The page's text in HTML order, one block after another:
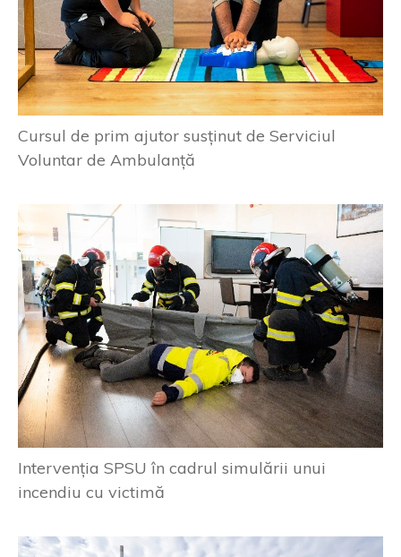
Cursul de prim ajutor susținut de Serviciul
Voluntar de Ambulanță
Intervenția SPSU în cadrul simulării unui
incendiu cu victimă